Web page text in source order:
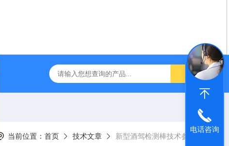
） GC-2060F智能血液中酒精色谱仪，血液酒精检测仪
当前位置： 首页 技术文章 新型酒驾检测棒技术参数
电话咨询